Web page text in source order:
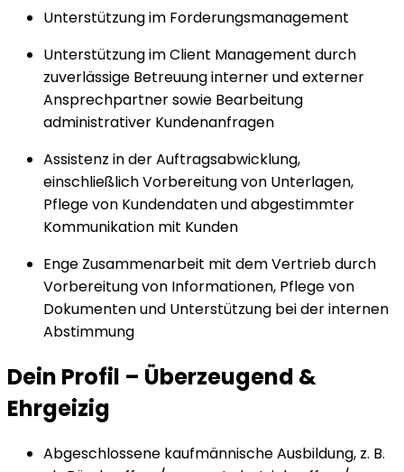
Unterstützung im Forderungsmanagement
Unterstützung im Client Management durch
zuverlässige Betreuung interner und externer
Ansprechpartner sowie Bearbeitung
administrativer Kundenanfragen
Assistenz in der Auftragsabwicklung,
einschließlich Vorbereitung von Unterlagen,
Pflege von Kundendaten und abgestimmter
Kommunikation mit Kunden
Enge Zusammenarbeit mit dem Vertrieb durch
Vorbereitung von Informationen, Pflege von
Dokumenten und Unterstützung bei der internen
Abstimmung
Dein Profil – Überzeugend &
Ehrgeizig
Abgeschlossene kaufmännische Ausbildung, z. B.